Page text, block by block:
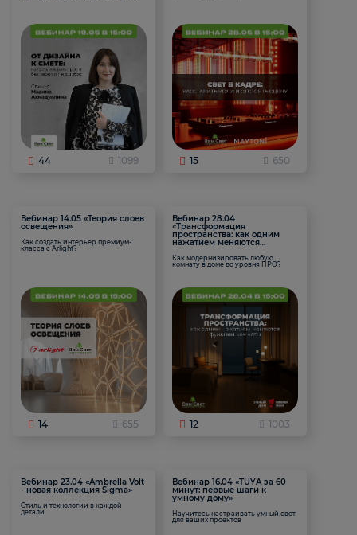
44 1099 15 650
Вебинар 14.05 «Теория слоев
освещения»
Как создать интерьер премиум-
класса с Arlight?
14 655
Вебинар 28.04
«Трансформация
пространства: как одним
нажатием меняются
Как модернизировать любую
комнату в доме до уровня ПРО?
12 1003
Вебинар 23.04 «Ambrella Volt
- новая коллекция Sigma»
Стиль и технологии в каждой
детали
Вебинар 16.04 «TUYA за 60
минут: первые шаги к
умному дому»
Научитесь настраивать умный свет
для ваших проектов